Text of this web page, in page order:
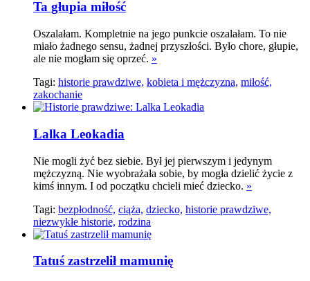
Ta głupia miłość
Oszalałam. Kompletnie na jego punkcie oszalałam. To nie
miało żadnego sensu, żadnej przyszłości. Było chore, głupie,
ale nie mogłam się oprzeć. »
Tagi: historie prawdziwe, kobieta i mężczyzna, miłość,
zakochanie
Lalka Leokadia
Nie mogli żyć bez siebie. Był jej pierwszym i jedynym
mężczyzną. Nie wyobrażała sobie, by mogła dzielić życie z
kimś innym. I od początku chcieli mieć dziecko. »
Tagi: bezpłodność, ciąża, dziecko, historie prawdziwe,
niezwykłe historie, rodzina
Tatuś zastrzelił mamunię